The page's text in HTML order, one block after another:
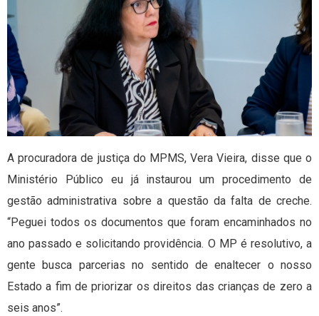
A procuradora de justiça do MPMS, Vera Vieira, disse que o
Ministério Público eu já instaurou um procedimento de
gestão administrativa sobre a questão da falta de creche.
“Peguei todos os documentos que foram encaminhados no
ano passado e solicitando providência. O MP é resolutivo, a
gente busca parcerias no sentido de enaltecer o nosso
Estado a fim de priorizar os direitos das crianças de zero a
seis anos”.